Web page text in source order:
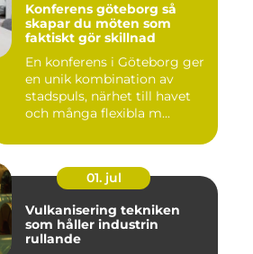
Konferens göteborg så
skapar du möten som
faktiskt gör skillnad
En konferens i Göteborg ger
en unik kombination av
stadspuls, närhet till havet
och många flexibla m...
01. jul
Vulkanisering tekniken
som håller industrin
rullande